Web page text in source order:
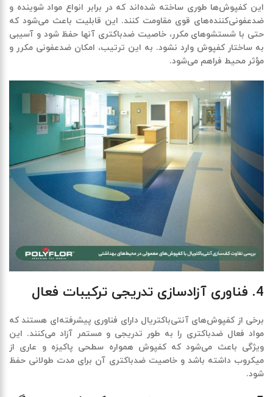
این کفپوش‌ها طوری ساخته شده‌اند که در برابر انواع مواد شوینده و
ضدعفونی‌کننده‌های قوی مقاومت کنند. این قابلیت باعث می‌شود که
حتی با شستشوهای مکرر، خاصیت ضدباکتری آنها حفظ شود و آسیبی
به ساختار کفپوش وارد نشود. به این ترتیب، امکان ضدعفونی مکرر و
مؤثر محیط فراهم می‌شود.
4. فناوری آزادسازی تدریجی ترکیبات فعال
برخی ازکفپوش‌های آنتی‌باکتریال دارای فناوری پیشرفته‌ای هستند که
مواد فعال ضدباکتری را به طور تدریجی و مستمر آزاد می‌کنند. این
ویژگی باعث می‌شود که کفپوش همواره سطحی پاکیزه و عاری از
میکروب داشته باشد و خاصیت ضدباکتری آن برای مدت طولانی حفظ
شود.